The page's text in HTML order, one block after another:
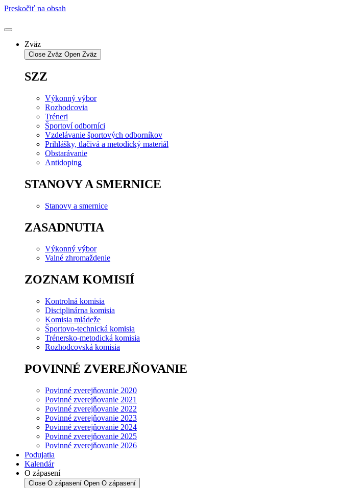
Preskočiť na obsah
Zväz
Close Zväz Open Zväz
SZZ
Výkonný výbor
Rozhodcovia
Tréneri
Športoví odborníci
Vzdelávanie športových odborníkov
Prihlášky, tlačivá a metodický materiál
Obstarávanie
Antidoping
STANOVY A SMERNICE
Stanovy a smernice
ZASADNUTIA
Výkonný výbor
Valné zhromaždenie
ZOZNAM KOMISIÍ
Kontrolná komisia
Disciplinárna komisia
Komisia mládeže
Športovo-technická komisia
Trénersko-metodická komisia
Rozhodcovská komisia
POVINNÉ ZVEREJŇOVANIE
Povinné zverejňovanie 2020
Povinné zverejňovanie 2021
Povinné zverejňovanie 2022
Povinné zverejňovanie 2023
Povinné zverejňovanie 2024
Povinné zverejňovanie 2025
Povinné zverejňovanie 2026
Podujatia
Kalendár
O zápasení
Close O zápasení Open O zápasení